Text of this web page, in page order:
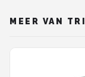
MEER VAN